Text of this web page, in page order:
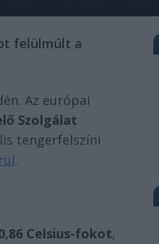
felülmúlt a
Az európai
Szolgálat
tengerfelszíni
.
Celsius-fokot,